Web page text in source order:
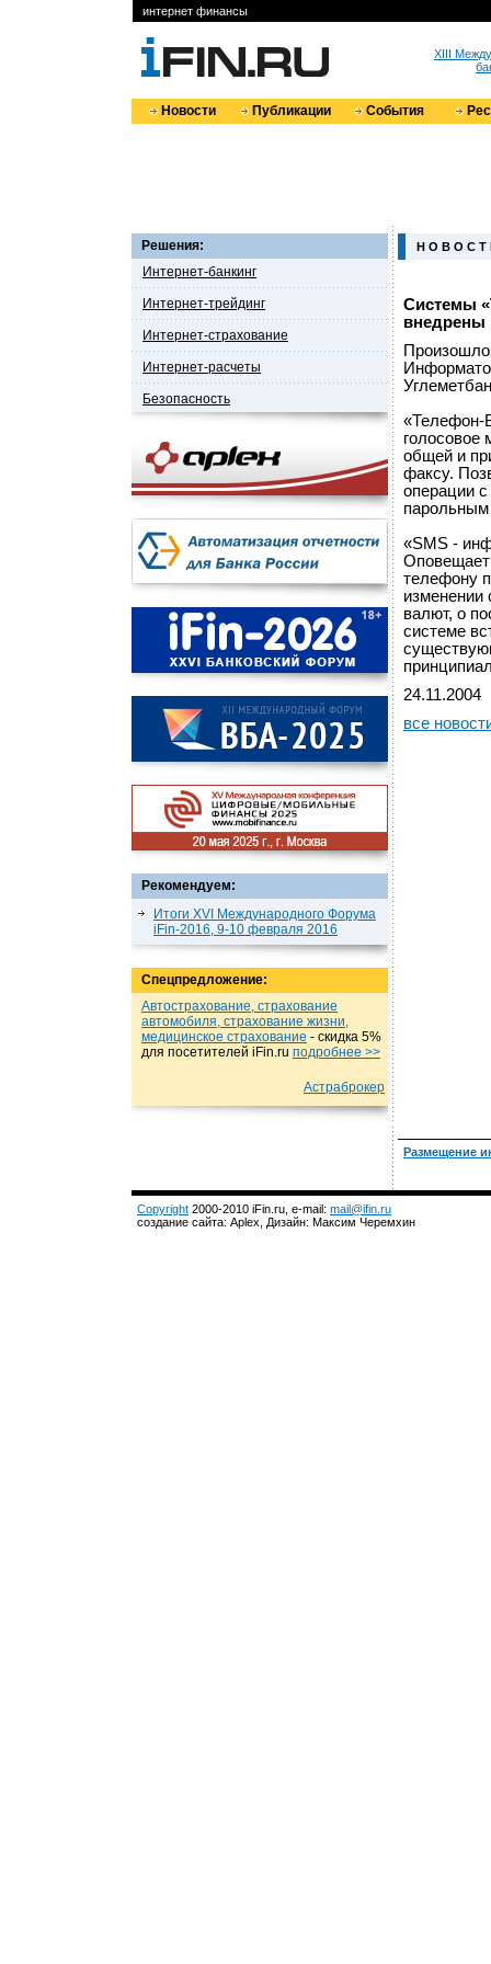
интернет финансы
XIII
Новости Публикации События
Решения:
Интернет-банкинг
Интернет-трейдинг
Интернет-страхование
Интернет-расчеты
Безопасность
Рекомендуем:
Итоги XVI Международного Форума
iFin-2016, 9-10 февраля 2016
Спецпредложение:
Автострахование, страхование
автомобиля, страхование жизни,
медицинское страхование - cкидка 5%
для посетителей iFin.ru подробнеe >>
Астраброкер
Н О В О С Т
Системы
внедрены
«Телефон-
голосовое
общей и
факсу.
операции
парольным
«SMS -
Оповещает
телефону
изменении
валют, о
системе
24.11.2004
все
Размещение
Copyright 2000-2010 iFin.ru, e-mail: mail@ifin.ru
создание сайта: Aplex, Дизайн: Максим Черемхин